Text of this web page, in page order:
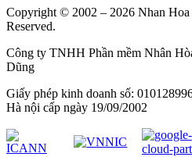
Copyright © 2002 – 2026 Nhan
Reserved.
Công ty TNHH Phần mềm Nhân
Dũng
Giấy phép kinh doanh số:
Hà nội cấp ngày 19/09/2002